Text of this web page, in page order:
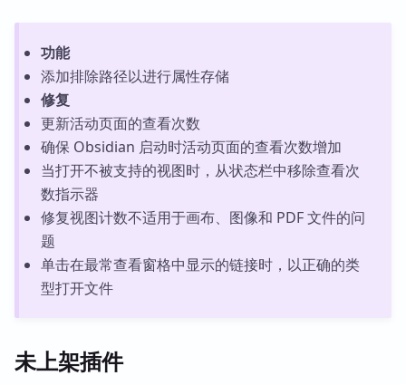
功能
添加排除路径以进行属性存储
修复
更新活动页面的查看次数
确保 Obsidian 启动时活动页面的查看次数增加
当打开不被支持的视图时，从状态栏中移除查看次
数指示器
修复视图计数不适用于画布、图像和 PDF 文件的问
题
单击在最常查看窗格中显示的链接时，以正确的类
型打开文件
未上架插件